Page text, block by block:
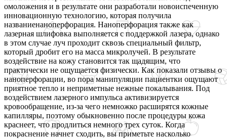
омоложения и в результате они разработали новоиспеченную
инновационную технологию, которая получила
названиенаноперфорация. Наноперфорация также как
лазерная шлифовка выполняется с поддержкой лазера, однако
в этом случае луч проходит сквозь специальный фильтр,
который дробит его на масса микролучей. В результате
воздействие на кожу становится так щадящим, что
практически не ощущается физически. Как показали отзывы о
наноперфорации, во пора манипуляции пациентки ощущают
приятное тепло и неприметные нежные покалывания. Под
воздействием лазерного импульса активизируется
кровообращение, из-за чего немножко расширятся кожные
капилляры, поэтому обыкновенно после процедуры кожа
краснеет, что продлиться немного трех суток. Когда
покраснение начнет сходить, вы приметьте насколько